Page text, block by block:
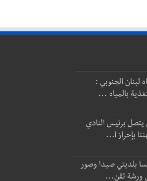
لبنان الجنوبي :
بالمياه ...
برئيس النادي
بإحراز ا...
بلديتي صيدا وصور
ورشة تقن...